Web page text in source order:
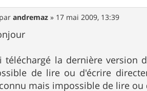
M
e
parandremaz » 17 mai 2009, 13:39
téléchargé la dernière
de lire ou d'écrire
mais impossible de lire